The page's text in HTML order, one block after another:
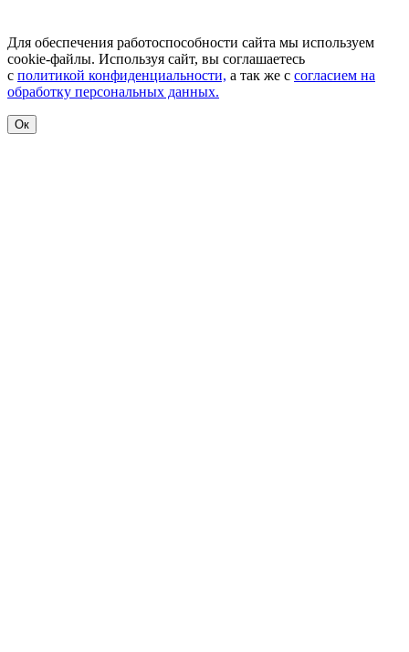
Для обеспечения работоспособности сайта мы используем
cookie-файлы. Используя сайт, вы соглашаетесь
с политикой конфиденциальности, а так же с согласием на
обработку персональных данных.
Ок